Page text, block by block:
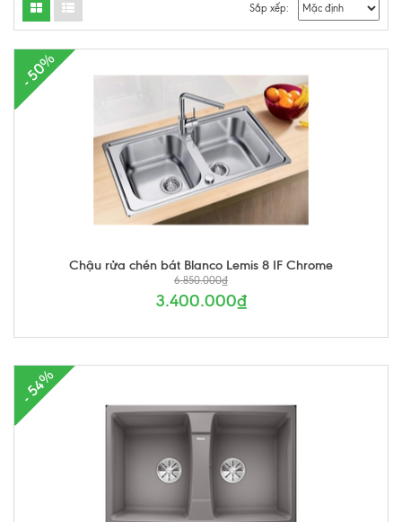
Sắp xếp:
- 50%
Chậu rửa chén bát Blanco Lemis 8 IF Chrome
6.850.000₫
3.400.000₫
- 54%